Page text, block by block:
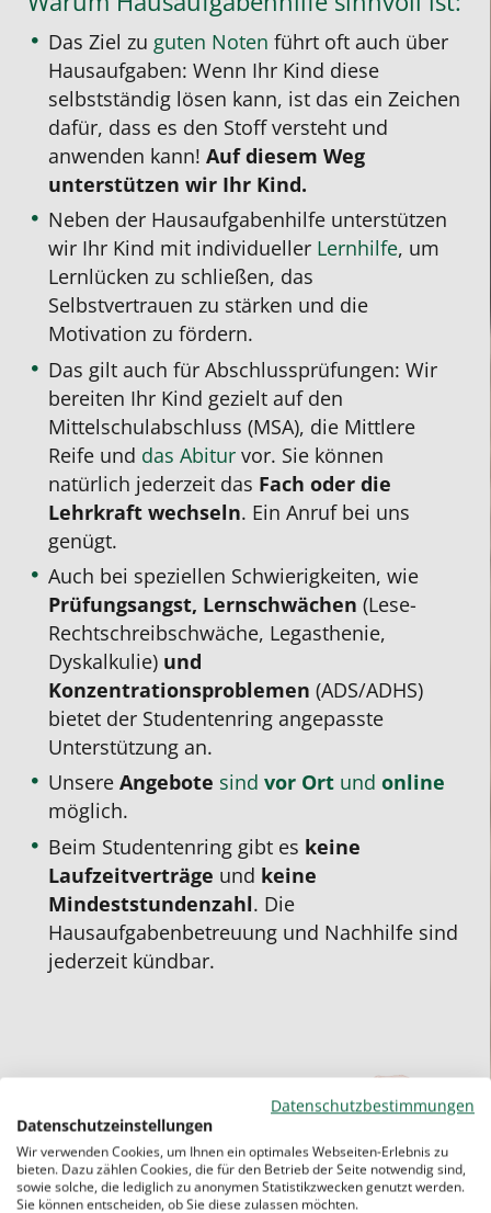
Das Ziel zu guten Noten führt oft auch über
Hausaufgaben: Wenn Ihr Kind diese
selbstständig lösen kann, ist das ein Zeichen
dafür, dass es den Stoff versteht und
anwenden kann!Auf diesem Weg
unterstützen wir Ihr Kind.
Neben der Hausaufgabenhilfe unterstützen
wir Ihr Kind mit individueller Lernhilfe, um
Lernlücken zu schließen, das
Selbstvertrauen zu stärken und die
Motivation zu fördern.
Das gilt auch für Abschlussprüfungen: Wir
bereiten Ihr Kind gezielt auf den
Mittelschulabschluss (MSA), die Mittlere
Reife und das Abitur vor. Sie können
natürlich jederzeit das Fach oder die
Lehrkraft wechseln. Ein Anruf bei uns
genügt.
Auch bei speziellen Schwierigkeiten, wie
Prüfungsangst, Lernschwächen(Lese-
Rechtschreibschwäche, Legasthenie,
Dyskalkulie) und
Konzentrationsproblemen(ADS/ADHS)
bietet der Studentenring angepasste
Unterstützung an.
UnsereAngebote sindvor Ort undonline
möglich.
Beim Studentenring gibt es keine
Laufzeitverträge und keine
Mindeststundenzahl. Die
Hausaufgabenbetreuung und Nachhilfe sind
jederzeit kündbar.
Sie bezahlen für dieNachhilfe:
keineAufnahme­gebühren
Datenschutzbestimmungen
Datenschutzeinstellungen
Wir verwenden Cookies, um Ihnen ein optimales Webseiten-Erlebnis zu
bieten. Dazu zählen Cookies, die für den Betrieb der Seite notwendig sind,
sowie solche, die lediglich zu anonymen Statistikzwecken genutzt werden.
Sie können entscheiden, ob Sie diese zulassen möchten.